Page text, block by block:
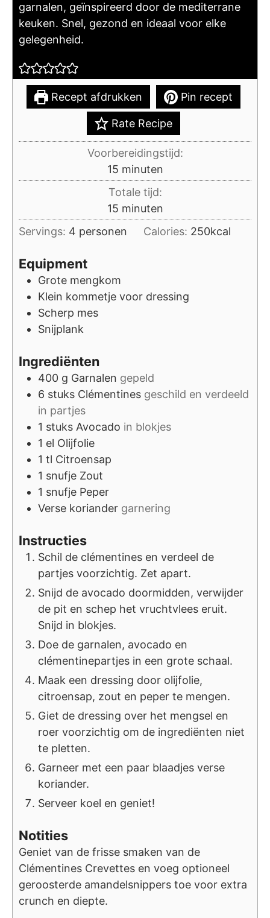
garnalen, geïnspireerd door de mediterrane
keuken. Snel, gezond en ideaal voor elke
gelegenheid.
Recept afdrukken Pin recept
Rate Recipe
Voorbereidingstijd:
15minuten
minuten
Totale tijd:
15minuten
minuten
Servings: 4 personen Calories: 250kcal
Equipment
Grote mengkom
Klein kommetje voor dressing
Scherp mes
Snijplank
Ingrediënten
400 g Garnalen gepeld
6 stuks Clémentines geschild en verdeeld
in partjes
1 stuks Avocado in blokjes
1 el Olijfolie
1 tl Citroensap
1 snufje Zout
1 snufje Peper
Verse koriander garnering
Instructies
Schil de clémentines en verdeel de
partjes voorzichtig. Zet apart.
Snijd de avocado doormidden, verwijder
de pit en schep het vruchtvlees eruit.
Snijd in blokjes.
Doe de garnalen, avocado en
clémentinepartjes in een grote schaal.
Maak een dressing door olijfolie,
citroensap, zout en peper te mengen.
Giet de dressing over het mengsel en
roer voorzichtig om de ingrediënten niet
te pletten.
Garneer met een paar blaadjes verse
koriander.
Serveer koel en geniet!
Notities
Geniet van de frisse smaken van de
Clémentines Crevettes en voeg optioneel
geroosterde amandelsnippers toe voor extra
crunch en diepte.